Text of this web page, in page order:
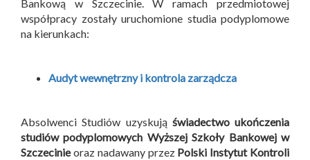
Bankową w Szczecinie. W ramach przedmiotowej
współpracy zostały uruchomione studia podyplomowe
na kierunkach:
Audyt wewnętrzny i kontrola zarządcza
Absolwenci Studiów uzyskują świadectwo ukończenia
studiów podyplomowych Wyższej Szkoły Bankowej w
Szczecinieoraz nadawany przez Polski Instytut Kontroli